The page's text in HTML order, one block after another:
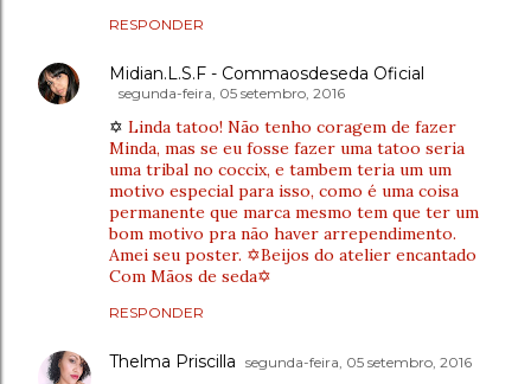
RESPONDER
Midian.L.S.F - Commaosdeseda Oficial
segunda-feira, 05 setembro, 2016
✡ Linda tatoo! Não tenho coragem de fazer
Minda, mas se eu fosse fazer uma tatoo seria
uma tribal no coccix, e tambem teria um um
motivo especial para isso, como é uma coisa
permanente que marca mesmo tem que ter um
bom motivo pra não haver arrependimento.
Amei seu poster. ✡Beijos do atelier encantado
Com Mãos de seda✡
RESPONDER
Thelma Priscilla segunda-feira, 05 setembro, 2016